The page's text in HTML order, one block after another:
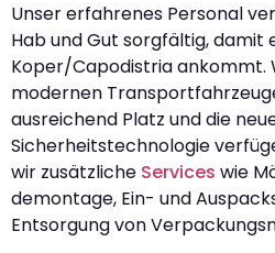
Unser erfahrenes Personal
Hab und Gut sorgfältig, damit
Koper/Capodistria ankommt.
modernen
ausreichend Platz und die
Sicherheitstechnologie
wir zusätzliche Services wie
demontage, Ein- und
Entsorgung von